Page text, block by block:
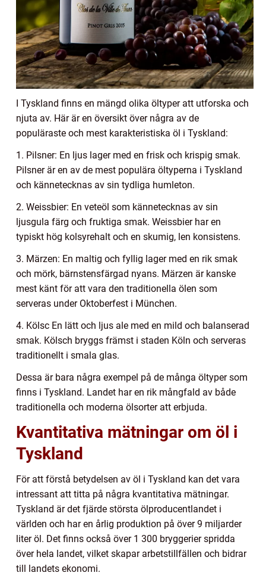
I Tyskland finns en mängd olika öltyper att utforska och
njuta av. Här är en översikt över några av de
populäraste och mest karakteristiska öl i Tyskland:
1. Pilsner: En ljus lager med en frisk och krispig smak.
Pilsner är en av de mest populära öltyperna i Tyskland
och kännetecknas av sin tydliga humleton.
2. Weissbier: En veteöl som kännetecknas av sin
ljusgula färg och fruktiga smak. Weissbier har en
typiskt hög kolsyrehalt och en skumig, len konsistens.
3. Märzen: En maltig och fyllig lager med en rik smak
och mörk, bärnstensfärgad nyans. Märzen är kanske
mest känt för att vara den traditionella ölen som
serveras under Oktoberfest i München.
4. Kölsc En lätt och ljus ale med en mild och balanserad
smak. Kölsch bryggs främst i staden Köln och serveras
traditionellt i smala glas.
Dessa är bara några exempel på de många öltyper som
finns i Tyskland. Landet har en rik mångfald av både
traditionella och moderna ölsorter att erbjuda.
Kvantitativa mätningar om öl i
Tyskland
För att förstå betydelsen av öl i Tyskland kan det vara
intressant att titta på några kvantitativa mätningar.
Tyskland är det fjärde största ölproducentlandet i
världen och har en årlig produktion på över 9 miljarder
liter öl. Det finns också över 1 300 bryggerier spridda
över hela landet, vilket skapar arbetstillfällen och bidrar
till landets ekonomi.